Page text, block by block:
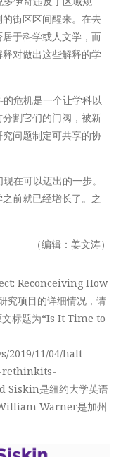
街区区间醒来。在去
于科学或人文学，而
对做出这些解释的学
危机是一个让学科以
割它们的门阀，被新
问题制定可共享的协
在可以迈出的一步。
前就已经增长了。之
（编辑：姜文涛）
Reconceiving How
项目的详细情况，请
标题为“Is It Time to
2019/11/04/halt-
rethinkits-
是纽约大学英语
Warner是加州